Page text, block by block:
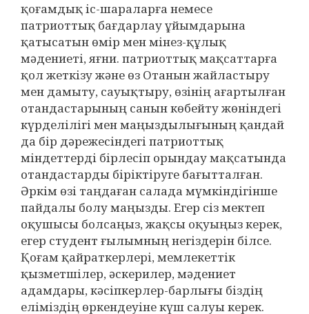
қоғамдық іс-шараларға немесе
патриоттық бағдарлау ұйымдарына
қатысатын өмір мен мінез-құлық
мәдениеті, яғни. патриоттық мақсаттарға
қол жеткізу және өз Отанын жайластыру
мен дамыту, сауықтыру, өзінің ағартылған
отандастарының санын көбейту жөніндегі
күрделілігі мен маңыздылығының қандай
да бір дәрежесіндегі патриоттық
міндеттерді бірлесіп орындау мақсатында
отандастарды біріктіруге бағытталған.
Әркім өзі таңдаған салада мүмкіндігінше
пайдалы болу маңызды. Егер сіз мектеп
оқушысы болсаңыз, жақсы оқуыңыз керек,
егер студент ғылымның негіздерін білсе.
Қоғам қайраткерлері, мемлекеттік
қызметшілер, әскерилер, мәдениет
адамдары, кәсіпкерлер-барлығы біздің
еліміздің өркендеуіне күш салуы керек.